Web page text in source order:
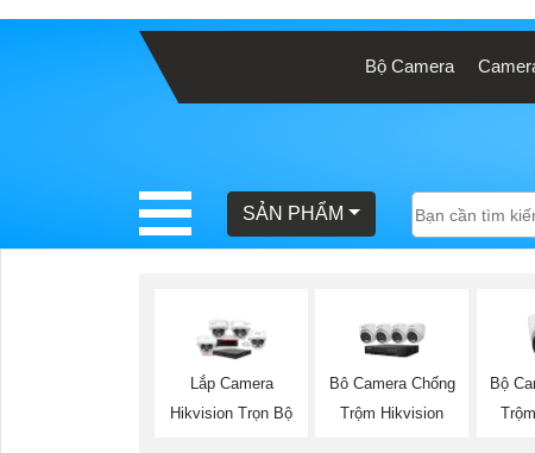
Bộ Camera
SẢN PHẨM
Lắp Camera
Hikvision Trọn Bộ
Bô Camera Chống
Trộm Hikvision
Bộ